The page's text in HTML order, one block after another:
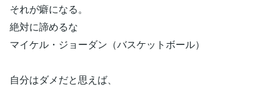
それが癖になる。
絶対に諦めるな
マイケル・ジョーダン（バスケットボール）
自分はダメだと思えば、